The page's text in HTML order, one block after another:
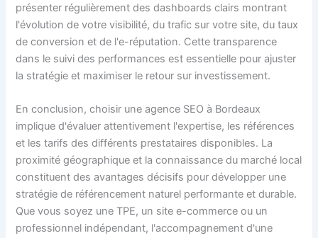
présenter régulièrement des dashboards clairs montrant
l'évolution de votre visibilité, du trafic sur votre site, du taux
de conversion et de l'e-réputation. Cette transparence
dans le suivi des performances est essentielle pour ajuster
la stratégie et maximiser le retour sur investissement.
En conclusion, choisir une agence SEO à Bordeaux
implique d'évaluer attentivement l'expertise, les références
et les tarifs des différents prestataires disponibles. La
proximité géographique et la connaissance du marché local
constituent des avantages décisifs pour développer une
stratégie de référencement naturel performante et durable.
Que vous soyez une TPE, un site e-commerce ou un
professionnel indépendant, l'accompagnement d'une